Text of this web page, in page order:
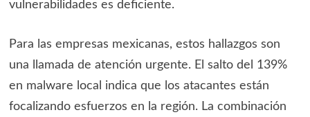
vulnerabilidades es deficiente.
Para las empresas mexicanas, estos hallazgos son
una llamada de atención urgente. El salto del 139%
en malware local indica que los atacantes están
focalizando esfuerzos en la región. La combinación